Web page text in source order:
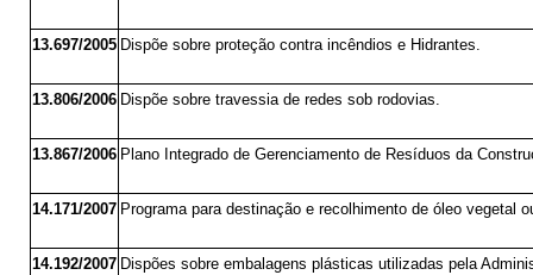
13.697/2005 Dispõe sobre proteção contra incêndios e Hidrantes.
13.806/2006 Dispõe sobre travessia de redes sob rodovias.
13.867/2006 Plano Integrado de Gerenciamento de Resíduos da
14.171/2007 Programa para destinação e recolhimento de óleo vegetal
14.192/2007 Dispões sobre embalagens plásticas utilizadas pela